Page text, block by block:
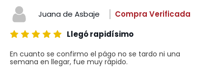
Juana de Asbaje
Compra Verificada
Llegó rapidísimo
En cuanto se confirmo el págo no se tardo ni una
semana en llegar, fue muy rápido.